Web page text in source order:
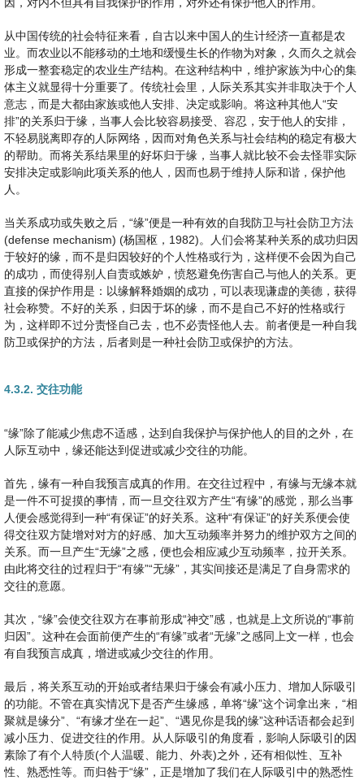
因，对内不但具有自我保护的作用，对外还有保护他人的作用。
从中国传统的社会特征来看，自古以来中国人的生计经济一直都是农
业。而农业以不能移动的土地和缓慢生长的作物为对象，久而久之就会
形成一整套稳定的农业生产结构。在这种结构中，维护家族为中心的集
体主义就显得十分重要了。传统社会里，人际关系其实并非取决于个人
意志，而是大都由家族或他人安排、决定或影响。将这种其他人“安
排”的关系归于缘，当事人会比较容易接受、容忍，安于他人的安排，
不轻易脱离即存的人际网络，因而对角色关系与社会结构的稳定有极大
的帮助。而将关系结果里的好坏归于缘，当事人就比较不会去怪罪实际
安排决定或影响此项关系的他人，因而也易于维持人际和谐，保护他
人。
当关系成功或失败之后，“缘”便是一种有效的自我防卫与社会防卫方法
(defense mechanism) (杨国枢，1982)。人们会将某种关系的成功归因
于较好的缘，而不是归因较好的个人性格或行为，这样便不会因为自己
的成功，而使得别人自责或嫉妒，愤怒避免伤害自己与他人的关系。更
直接的保护作用是：以缘解释婚姻的成功，可以表现谦虚的美德，获得
社会称赞。不好的关系，归因于坏的缘，而不是自己不好的性格或行
为，这样即不过分责怪自己去，也不必责怪他人去。前者便是一种自我
防卫或保护的方法，后者则是一种社会防卫或保护的方法。
4.3.2. 交往功能
“缘”除了能减少焦虑不适感，达到自我保护与保护他人的目的之外，在
人际互动中，缘还能达到促进或减少交往的功能。
首先，缘有一种自我预言成真的作用。在交往过程中，有缘与无缘本就
是一件不可捉摸的事情，而一旦交往双方产生“有缘”的感觉，那么当事
人便会感觉得到一种“有保证”的好关系。这种“有保证”的好关系便会使
得交往双方陡增对对方的好感、加大互动频率并努力的维护双方之间的
关系。而一旦产生“无缘”之感，便也会相应减少互动频率，拉开关系。
由此将交往的过程归于“有缘”“无缘”，其实间接还是满足了自身需求的
交往的意愿。
其次，“缘”会使交往双方在事前形成“神交”感，也就是上文所说的“事前
归因”。这种在会面前便产生的“有缘”或者“无缘”之感同上文一样，也会
有自我预言成真，增进或减少交往的作用。
最后，将关系互动的开始或者结果归于缘会有减小压力、增加人际吸引
的功能。不管在真实情况下是否产生缘感，单将“缘”这个词拿出来，“相
聚就是缘分”、“有缘才坐在一起”、“遇见你是我的缘”这种话语都会起到
减小压力、促进交往的作用。从人际吸引的角度看，影响人际吸引的因
素除了有个人特质(个人温暖、能力、外表)之外，还有相似性、互补
性、熟悉性等。而归咎于“缘”，正是增加了我们在人际吸引中的熟悉性